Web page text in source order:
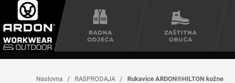
RADNA
ODJEĆA
ZAŠTITNA
OBUĆA
Naslovna / RASPRODAJA / Rukavice ARDON®HILTON kožne